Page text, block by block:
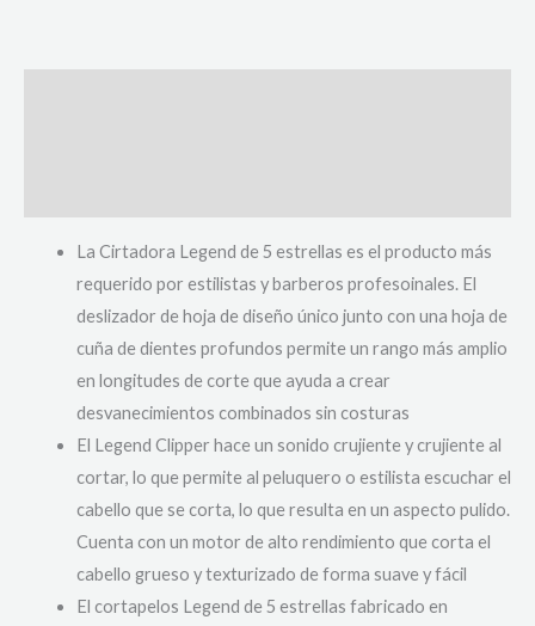
La Cirtadora Legend de 5 estrellas es el producto más
requerido por estilistas y barberos profesoinales. El
deslizador de hoja de diseño único junto con una hoja de
cuña de dientes profundos permite un rango más amplio
en longitudes de corte que ayuda a crear
desvanecimientos combinados sin costuras
El Legend Clipper hace un sonido crujiente y crujiente al
cortar, lo que permite al peluquero o estilista escuchar el
cabello que se corta, lo que resulta en un aspecto pulido.
Cuenta con un motor de alto rendimiento que corta el
cabello grueso y texturizado de forma suave y fácil
El cortapelos Legend de 5 estrellas fabricado en